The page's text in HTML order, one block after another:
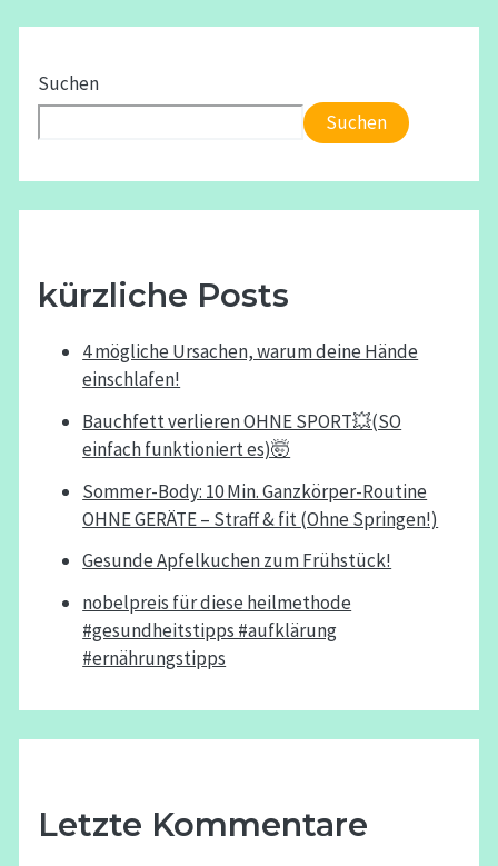
Suchen
Suchen
kürzliche Posts
4 mögliche Ursachen, warum deine Hände
einschlafen!
Bauchfett verlieren OHNE SPORT💥(SO
einfach funktioniert es)🤯
Sommer-Body: 10 Min. Ganzkörper-Routine
OHNE GERÄTE – Straff & fit (Ohne Springen!)
Gesunde Apfelkuchen zum Frühstück!
nobelpreis für diese heilmethode
#gesundheitstipps #aufklärung
#ernährungstipps
Letzte Kommentare